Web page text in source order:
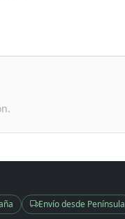
Envío desde Península